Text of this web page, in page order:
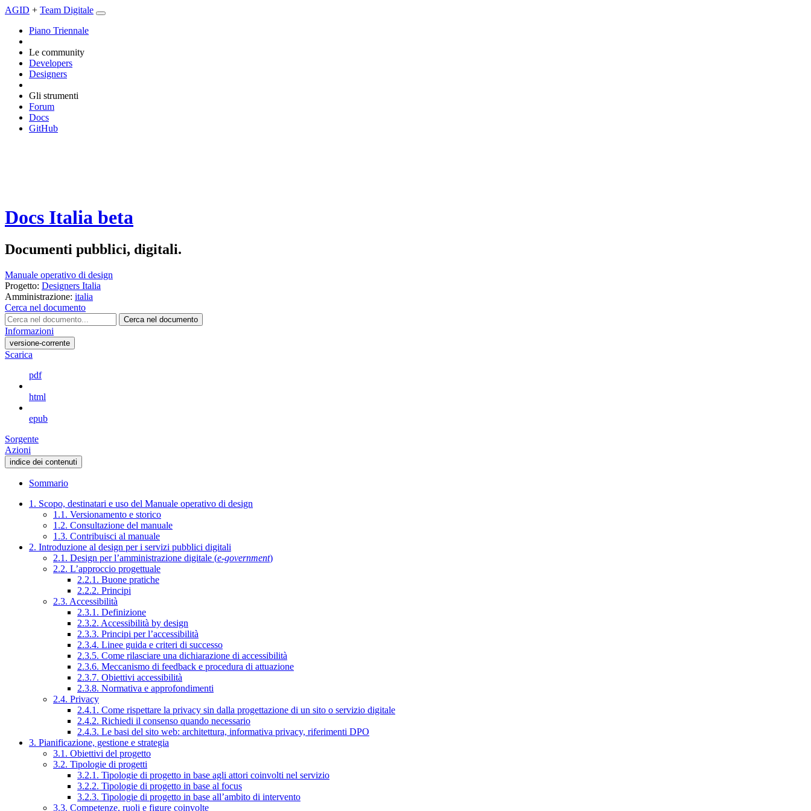
AGID + Team Digitale
Piano Triennale
Le community
Developers
Designers
Gli strumenti
Forum
Docs
GitHub
Docs Italia beta
Documenti pubblici, digitali.
Manuale operativo di design
Progetto: Designers Italia
Amministrazione: italia
Cerca nel documento
Cerca nel documento
Informazioni
versione-corrente
Scarica
pdf
html
epub
Sorgente
Azioni
indice dei contenuti
Sommario
1. Scopo, destinatari e uso del Manuale operativo di design
1.1. Versionamento e storico
1.2. Consultazione del manuale
1.3. Contribuisci al manuale
2. Introduzione al design per i servizi pubblici digitali
2.1. Design per l’amministrazione digitale (e-government)
2.2. L’approccio progettuale
2.2.1. Buone pratiche
2.2.2. Principi
2.3. Accessibilità
2.3.1. Definizione
2.3.2. Accessibilità by design
2.3.3. Principi per l’accessibilità
2.3.4. Linee guida e criteri di successo
2.3.5. Come rilasciare una dichiarazione di accessibilità
2.3.6. Meccanismo di feedback e procedura di attuazione
2.3.7. Obiettivi accessibilità
2.3.8. Normativa e approfondimenti
2.4. Privacy
2.4.1. Come rispettare la privacy sin dalla progettazione di un sito o servizio digitale
2.4.2. Richiedi il consenso quando necessario
2.4.3. Le basi del sito web: architettura, informativa privacy, riferimenti DPO
3. Pianificazione, gestione e strategia
3.1. Obiettivi del progetto
3.2. Tipologie di progetti
3.2.1. Tipologie di progetto in base agli attori coinvolti nel servizio
3.2.2. Tipologie di progetto in base al focus
3.2.3. Tipologie di progetto in base all’ambito di intervento
3.3. Competenze, ruoli e figure coinvolte